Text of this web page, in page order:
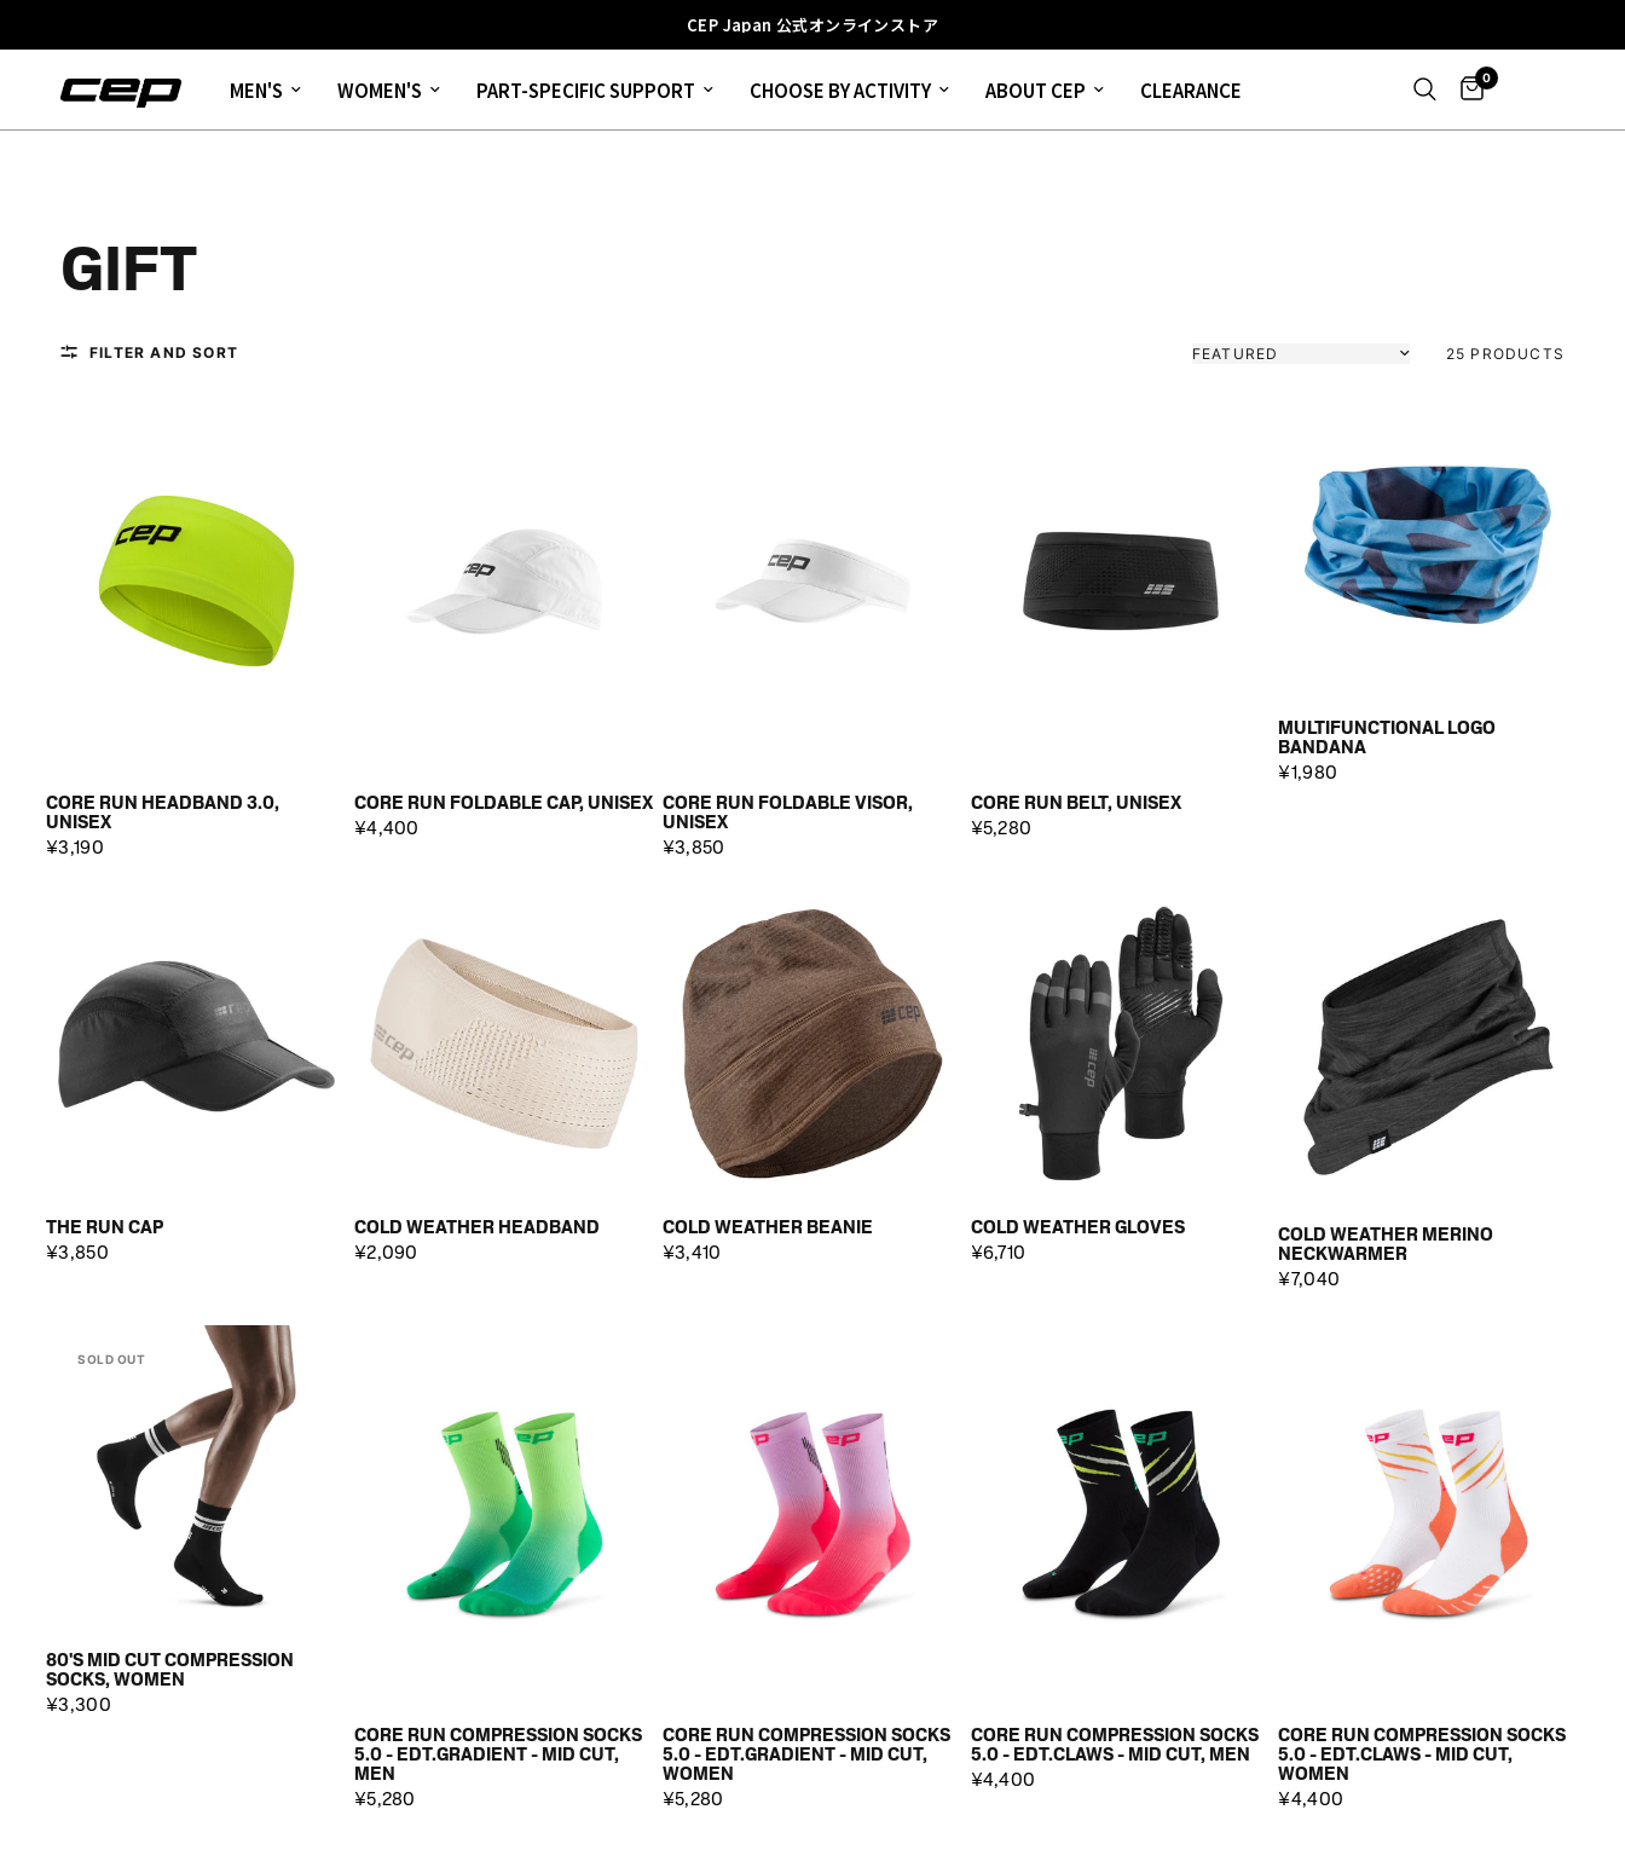
CEP Japan 公式オンラインストア
MEN'S WOMEN'S PART-SPECIFIC SUPPORT CHOOSE BY ACTIVITY ABOUT CEP CLEARANCE 0
GIFT
FILTER AND SORT Sort by 25 PRODUCTS
CORE RUN HEADBAND 3.0,
UNISEX
¥3,190
CORE RUN FOLDABLE CAP, UNISEX
¥4,400
CORE RUN FOLDABLE VISOR,
UNISEX
¥3,850
CORE RUN BELT, UNISEX
¥5,280
MULTIFUNCTIONAL LOGO
BANDANA
¥1,980
THE RUN CAP
¥3,850
COLD WEATHER HEADBAND
¥2,090
COLD WEATHER BEANIE
¥3,410
COLD WEATHER GLOVES
¥6,710
COLD WEATHER MERINO
NECKWARMER
¥7,040
SOLD OUT
80'S MID CUT COMPRESSION
SOCKS, WOMEN
¥3,300
CORE RUN COMPRESSION SOCKS
5.0 - EDT.GRADIENT - MID CUT,
MEN
¥5,280
CORE RUN COMPRESSION SOCKS
5.0 - EDT.GRADIENT - MID CUT,
WOMEN
¥5,280
CORE RUN COMPRESSION SOCKS
5.0 - EDT.CLAWS - MID CUT, MEN
¥4,400
CORE RUN COMPRESSION SOCKS
5.0 - EDT.CLAWS - MID CUT,
WOMEN
¥4,400